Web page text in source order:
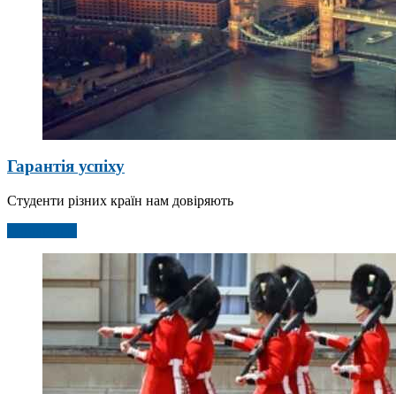
Гарантія успіху
Студенти різних країн нам довіряють